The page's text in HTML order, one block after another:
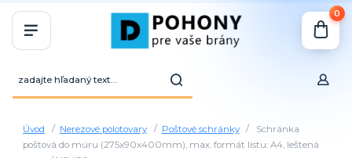
0
Úvod Nerezové polotovary Poštové schránky
Schránka
poštová do múru (275x90x400mm), max. formát listu: A4, leštená